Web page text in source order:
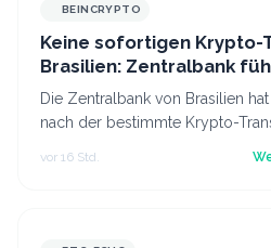
BEINCRYPTO
Keine sofortigen Krypto-
Brasilien: Zentralbank
ein
Die Zentralbank von Brasilien
nach der bestimmte Krypto-
vor 16 Std.